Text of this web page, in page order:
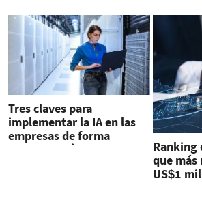
Tres claves para
implementar la IA en las
empresas de forma
segura, según Cisco
Ranking
que más
US$1